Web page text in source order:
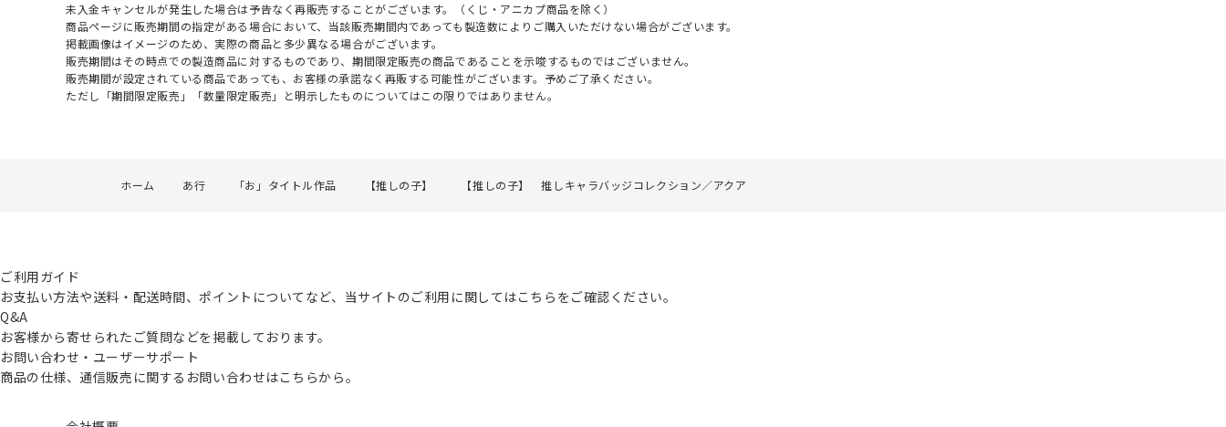
未入金キャンセルが発生した場合は予告なく再販売することがございます。（くじ・アニカプ商品を除く）
商品ページに販売期間の指定がある場合において、当該販売期間内であっても製造数によりご購入いただけない場合がございます。
掲載画像はイメージのため、実際の商品と多少異なる場合がございます。
販売期間はその時点での製造商品に対するものであり、期間限定販売の商品であることを示唆するものではございません。
販売期間が設定されている商品であっても、お客様の承諾なく再販する可能性がございます。予めご了承ください。
ただし「期間限定販売」「数量限定販売」と明示したものについてはこの限りではありません。
ホーム あ行 「お」タイトル作品 【推しの子】 【推しの子】 推しキャラバッジコレクション／アクア
ご利用ガイド
お支払い方法や送料・配送時間、ポイントについてなど、当サイトのご利用に関してはこちらをご確認ください。
Q&A
お客様から寄せられたご質問などを掲載しております。
お問い合わせ・ユーザーサポート
商品の仕様、通信販売に関するお問い合わせはこちらから。